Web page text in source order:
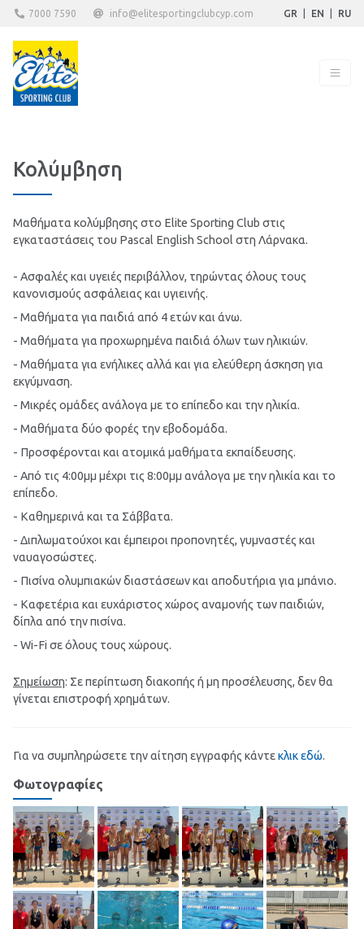
7000 7590 info@elitesportingclubcyp.com GR EN RU
Κολύμβηση
Μαθήματα κολύμβησης στο Elite Sporting Club στις
εγκαταστάσεις του Pascal English School στη Λάρνακα.
- Ασφαλές και υγειές περιβάλλον, τηρώντας όλους τους
κανονισμούς ασφάλειας και υγιεινής.
- Μαθήματα για παιδιά από 4 ετών και άνω.
- Μαθήματα για προχωρημένα παιδιά όλων των ηλικιών.
- Μαθήματα για ενήλικες αλλά και για ελεύθερη άσκηση για
εκγύμναση.
- Μικρές ομάδες ανάλογα με το επίπεδο και την ηλικία.
- Μαθήματα δύο φορές την εβοδομάδα.
- Προσφέρονται και ατομικά μαθήματα εκπαίδευσης.
- Από τις 4:00μμ μέχρι τις 8:00μμ ανάλογα με την ηλικία και το
επίπεδο.
- Καθημερινά και τα Σάββατα.
- Διπλωματούχοι και έμπειροι προπονητές, γυμναστές και
ναυαγοσώστες.
- Πισίνα ολυμπιακών διαστάσεων και αποδυτήρια για μπάνιο.
- Καφετέρια και ευχάριστος χώρος αναμονής των παιδιών,
δίπλα από την πισίνα.
- Wi-Fi σε όλους τους χώρους.
Σημείωση: Σε περίπτωση διακοπής ή μη προσέλευσης, δεν θα
γίνεται επιστροφή χρημάτων.
Για να συμπληρώσετε την αίτηση εγγραφής κάντεκλικ εδώ.
Φωτογραφίες